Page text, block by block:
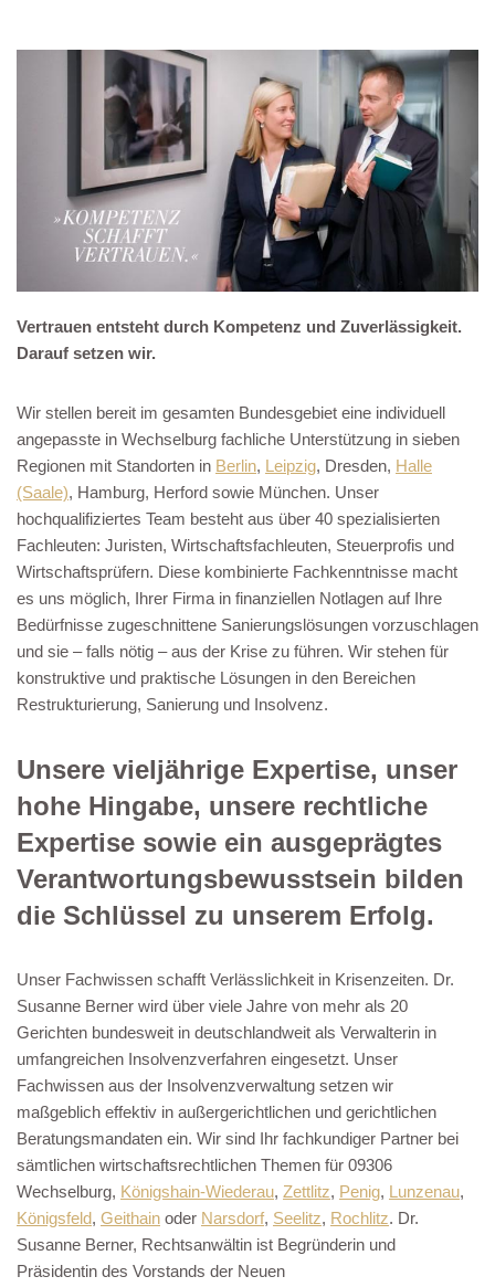
Vertrauen entsteht durch Kompetenz und Zuverlässigkeit.
Darauf setzen wir.
Wir stellen bereit im gesamten Bundesgebiet eine individuell
angepasste in Wechselburg fachliche Unterstützung in sieben
Regionen mit Standorten in Berlin, Leipzig, Dresden, Halle
(Saale), Hamburg, Herford sowie München. Unser
hochqualifiziertes Team besteht aus über 40 spezialisierten
Fachleuten: Juristen, Wirtschaftsfachleuten, Steuerprofis und
Wirtschaftsprüfern. Diese kombinierte Fachkenntnisse macht
es uns möglich, Ihrer Firma in finanziellen Notlagen auf Ihre
Bedürfnisse zugeschnittene Sanierungslösungen vorzuschlagen
und sie – falls nötig – aus der Krise zu führen. Wir stehen für
konstruktive und praktische Lösungen in den Bereichen
Restrukturierung, Sanierung und Insolvenz.
Unsere vieljährige Expertise, unser
hohe Hingabe, unsere rechtliche
Expertise sowie ein ausgeprägtes
Verantwortungsbewusstsein bilden
die Schlüssel zu unserem Erfolg.
Unser Fachwissen schafft Verlässlichkeit in Krisenzeiten. Dr.
Susanne Berner wird über viele Jahre von mehr als 20
Gerichten bundesweit in deutschlandweit als Verwalterin in
umfangreichen Insolvenzverfahren eingesetzt. Unser
Fachwissen aus der Insolvenzverwaltung setzen wir
maßgeblich effektiv in außergerichtlichen und gerichtlichen
Beratungsmandaten ein. Wir sind Ihr fachkundiger Partner bei
sämtlichen wirtschaftsrechtlichen Themen für 09306
Wechselburg, Königshain-Wiederau, Zettlitz, Penig, Lunzenau,
Königsfeld, Geithain oder Narsdorf, Seelitz, Rochlitz. Dr.
Susanne Berner, Rechtsanwältin ist Begründerin und
Präsidentin des Vorstands der Neuen